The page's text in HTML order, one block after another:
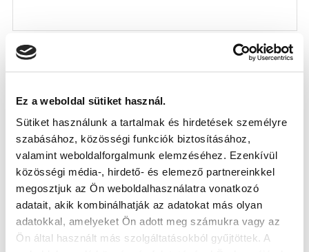
Ez a weboldal sütiket használ.
Sütiket használunk a tartalmak és hirdetések személyre
szabásához, közösségi funkciók biztosításához,
valamint weboldalforgalmunk elemzéséhez. Ezenkívül
közösségi média-, hirdető- és elemező partnereinkkel
megosztjuk az Ön weboldalhasználatra vonatkozó
adatait, akik kombinálhatják az adatokat más olyan
adatokkal, amelyeket Ön adott meg számukra vagy az
Ön által használt más szolgáltatásokból gyűjtöttek. A
MEGVANNAK A MEZSZÁMOK AZ ÚJ
SZEZONRA